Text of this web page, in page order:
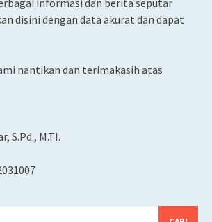
informasi dan berita seputar
disini dengan data akurat dan dapat
nantikan dan terimakasih atas
S.Pd., M.TI.